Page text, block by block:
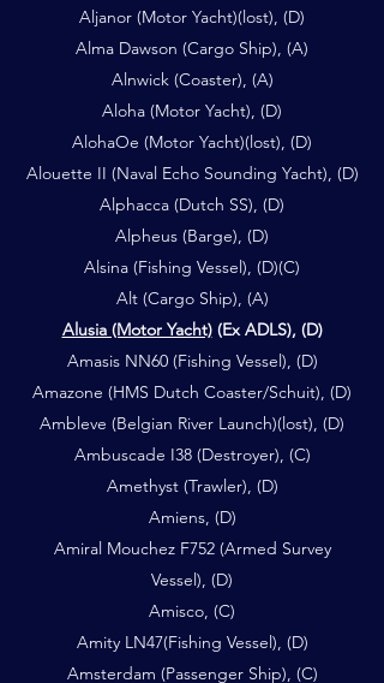
Aljanor (Motor Yacht)(lost), (D)
Alma Dawson (Cargo Ship), (A)
Alnwick (Coaster), (A)
Aloha (Motor Yacht), (D)
AlohaOe (Motor Yacht)(lost), (D)
Alouette II (Naval Echo Sounding Yacht), (D)
Alphacca (Dutch SS), (D)
Alpheus (Barge), (D)
Alsina (Fishing Vessel), (D)(C)
Alt (Cargo Ship), (A)
Alusia (Motor Yacht)(Ex ADLS), (D)
Amasis NN60 (Fishing Vessel), (D)
Amazone (HMS Dutch Coaster/Schuit), (D)
Ambleve (Belgian River Launch)(lost), (D)
Ambuscade I38 (Destroyer), (C)
Amethyst (Trawler), (D)
Amiens, (D)
Amiral Mouchez F752 (Armed Survey
Vessel), (D)
Amisco, (C)
Amity LN47(Fishing Vessel), (D)
Amsterdam (Passenger Ship), (C)